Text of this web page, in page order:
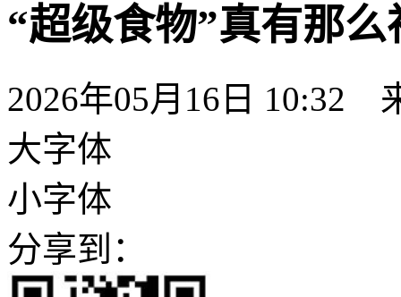
“超级食物”真有那
2026年05月16日 10:32
大字体
小字体
分享到：